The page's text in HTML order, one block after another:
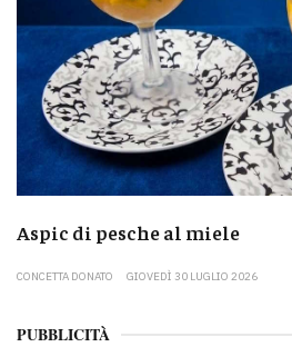
Aspic di pesche al miele
CONCETTA DONATO GIOVEDÌ 30 LUGLIO 2026
PUBBLICITÀ